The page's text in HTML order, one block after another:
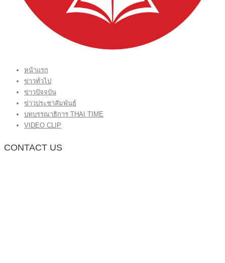
หน้าแรก
ข่าวทั่วไป
ข่าวปัจจุบัน
ข่าวประชาสัมพันธ์
บทบรรณาธิการ THAI TIME
VIDEO CLIP
CONTACT US